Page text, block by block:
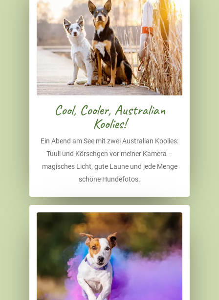
Cool, Cooler, Australian
Koolies!
Ein Abend am See mit zwei Australian Koolies:
Tuuli und Körschgen vor meiner Kamera –
magisches Licht, gute Laune und jede Menge
schöne Hundefotos.